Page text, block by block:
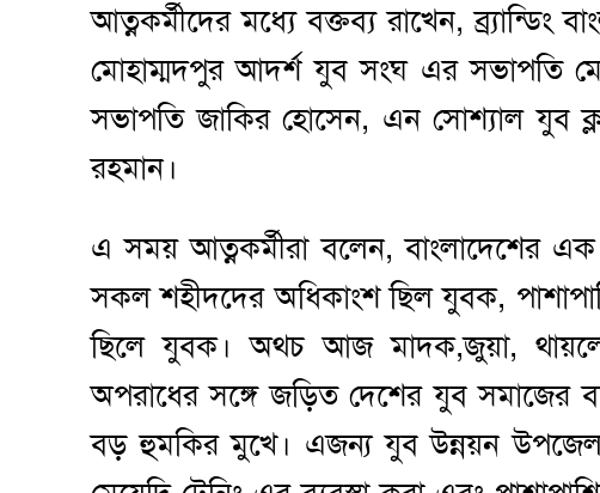
আত্নকর্মীদের মধ্যে বক্তব্য রাখেন, ব্র্যান্ডিং
মোহাম্মদপুর আদর্শ যুব সংঘ এর সভাপতি
সভাপতি জাকির হোসেন, এন সোশ্যাল যুব
রহমান।
এ সময় আত্নকর্মীরা বলেন, বাংলাদেশের
সকল শহীদদের অধিকাংশ ছিল যুবক,
ছিলে যুবক। অথচ আজ মাদক,জুয়া,
অপরাধের সঙ্গে জড়িত দেশের যুব সমাজের
বড় হুমকির মুখে। এজন্য যুব উন্নয়ন উপজেলা